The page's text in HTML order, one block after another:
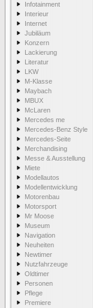
Infotainment
Interieur
Internet
Jubiläum
Konzern
Lackierung
Literatur
LKW
M-Klasse
Maybach
MBUX
McLaren
Mercedes me
Mercedes-Benz Style
Mercedes-Seite
Merchandising
Messe & Ausstellung
Miete
Modellautos
Modellentwicklung
Motorenbau
Motorsport
Mr Moose
Museum
Navigation
Neuheiten
Newtimer
Nutzfahrzeuge
Oldtimer
Personen
Pflege
Premiere